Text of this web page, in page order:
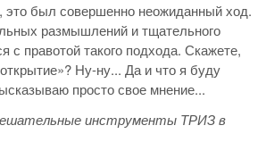
это был совершенно неожиданный ход.
размышлений и тщательного
с правотой такого подхода. Скажете,
Ну-ну... Да и что я буду
просто свое мнение...
инструменты ТРИЗ в